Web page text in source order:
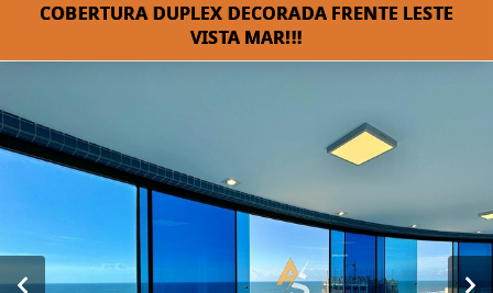
COBERTURA DUPLEX DECORADA FRENTE LESTE
VISTA MAR!!!